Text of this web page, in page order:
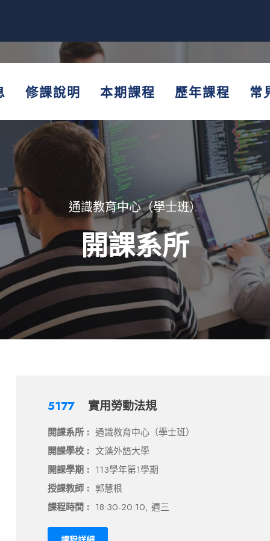
修課說明 本期課程 歷年課程 常
通識教育中心（學士班）
開課系所
5177 實用勞動法規
開課系所 : 通識教育中心（學士班）
開課學校 : 文藻外語大學
開課學期 : 113學年第1學期
授課教師 : 郭慧根
課程時間 : 18:30-20:10, 週三